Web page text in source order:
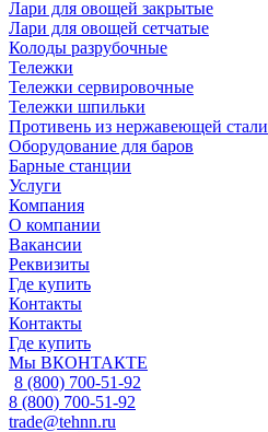
Лари для овощей закрытые
Лари для овощей сетчатые
Колоды разрубочные
Тележки
Тележки сервировочные
Тележки шпильки
Противень из нержавеющей стали
Оборудование для баров
Барные станции
Услуги
Компания
О компании
Вакансии
Реквизиты
Где купить
Контакты
Контакты
Где купить
Мы ВКОНТАКТЕ
8 (800) 700-51-92
8 (800) 700-51-92
trade@tehnn.ru